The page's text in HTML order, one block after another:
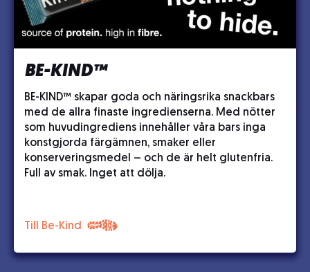
BE-KIND™
BE-KIND™ skapar goda och näringsrika snackbars
med de allra finaste ingredienserna. Med nötter
som huvudingrediens innehåller våra bars inga
konstgjorda färgämnen, smaker eller
konserveringsmedel – och de är helt glutenfria.
Full av smak. Inget att dölja.
Till Be-Kind